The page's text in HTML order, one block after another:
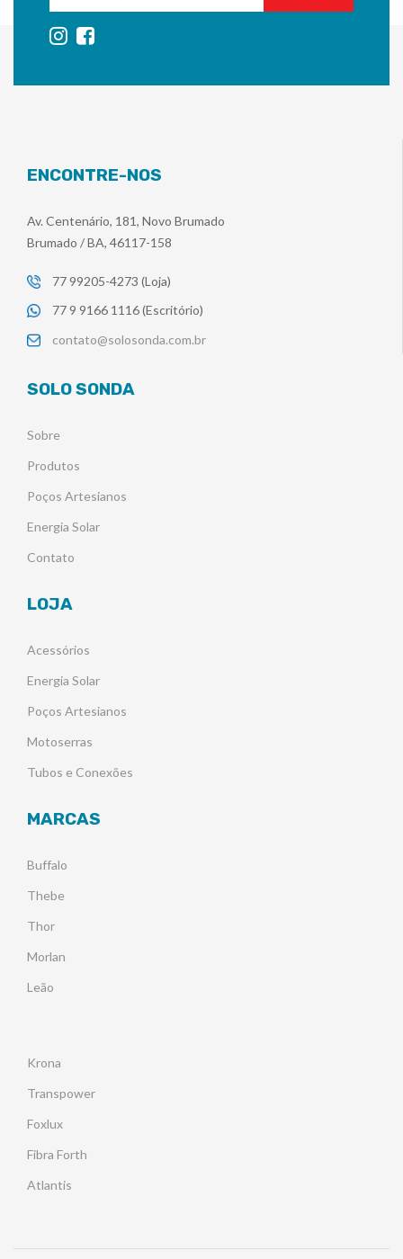
ENCONTRE-NOS
Av. Centenário, 181, Novo Brumado
Brumado / BA, 46117-158
77 99205-4273 (Loja)
77 9 9166 1116 (Escritório)
contato@solosonda.com.br
SOLO SONDA
Sobre
Produtos
Poços Artesianos
Energia Solar
Contato
LOJA
Acessórios
Energia Solar
Poços Artesianos
Motoserras
Tubos e Conexões
MARCAS
Buffalo
Thebe
Thor
Morlan
Leão
Krona
Transpower
Foxlux
Fibra Forth
Atlantis